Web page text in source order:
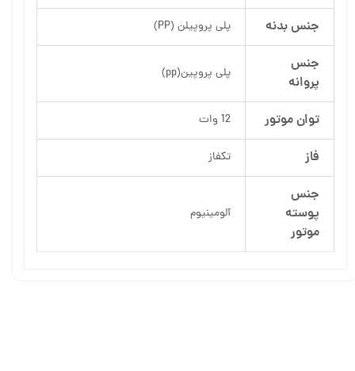
جنس بدنه پلی پروپیلن (PP)
جنس
پروانه
پلی پروپین(pp)
توان موتور 12 وات
فاز تکفاز
جنس
پوسته
موتور
آلومینیوم